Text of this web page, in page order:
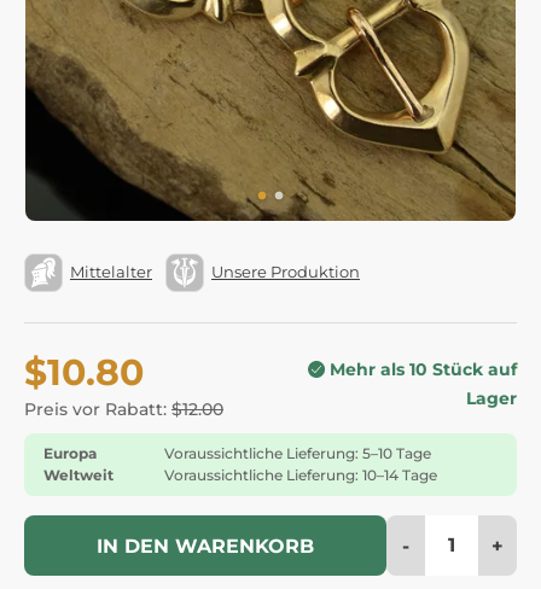
Mittelalter Unsere Produktion
$10.80
Preis vor Rabatt: $12.00
Mehr als 10 Stück auf
Lager
Europa
Voraussichtliche Lieferung: 5–10 Tage
Weltweit
Voraussichtliche Lieferung: 10–14 Tage
IN DEN WARENKORB - +